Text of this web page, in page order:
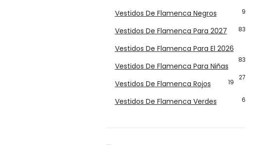
Vestidos De Flamenca Negros 9
Vestidos De Flamenca Para 2027 83
Vestidos De Flamenca Para El 2026
83
Vestidos De Flamenca Para Niñas
27
Vestidos De Flamenca Rojos 19
Vestidos De Flamenca Verdes 6